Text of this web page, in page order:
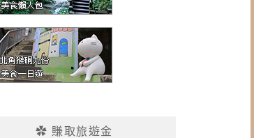
✿ 賺取旅遊金